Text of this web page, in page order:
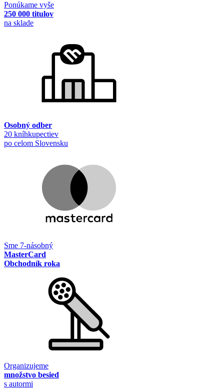
Ponúkame vyše
250 000 titulov
na sklade
Osobný odber
20 kníhkupectiev
po celom Slovensku
Sme 7-násobný
MasterCard
Obchodník roka
Organizujeme
množstvo besied
s autormi